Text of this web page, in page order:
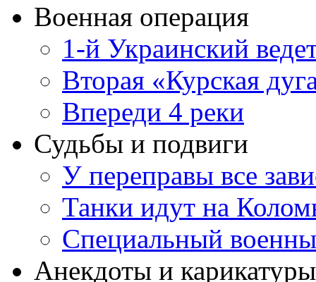
Военная операция
1-й Украинский
Вторая «Курская
Впереди 4 реки
Судьбы и подвиги
У переправы все
Танки идут на
Специальный
Анекдоты и карикатуры